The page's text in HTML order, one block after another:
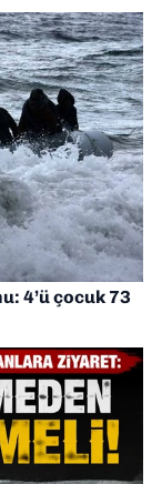
4’ü çocuk 73